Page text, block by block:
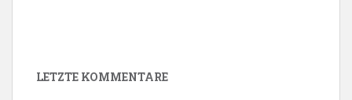
LETZTE KOMMENTARE